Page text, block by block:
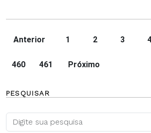
Anterior 1 2 3
460 461 Próximo
PESQUISAR